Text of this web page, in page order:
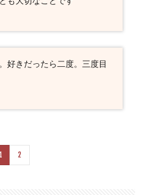
好きだったら二度。三度目
2